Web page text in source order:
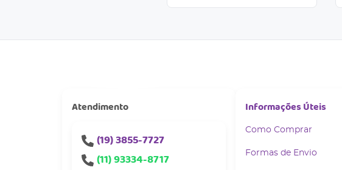
Atendimento
(19)3855-7727
(11)93334-8717
Informações Úteis
Como Comprar
Formas de Envio